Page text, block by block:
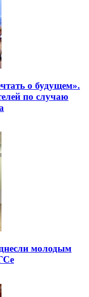
о будущем».
по случаю
молодым